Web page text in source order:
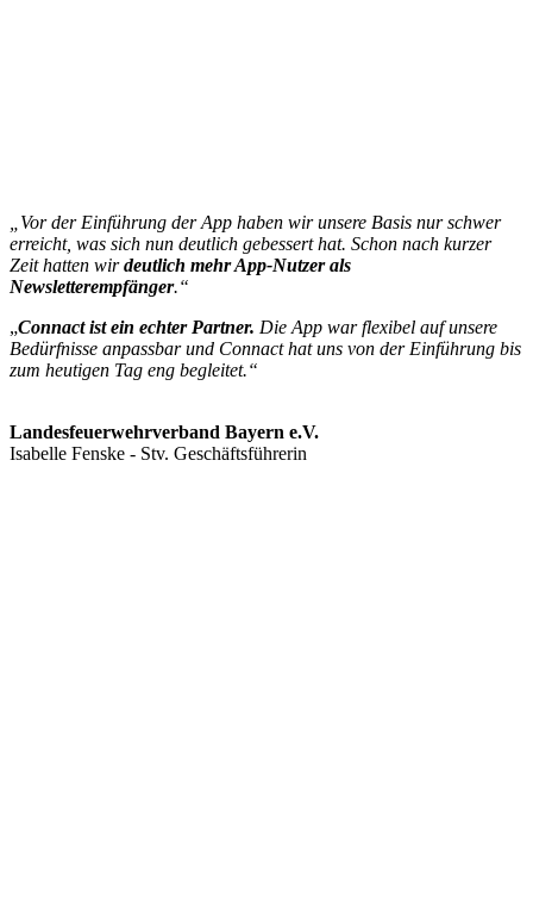
„Vor der Einführung der App haben wir unsere Basis nur schwer
erreicht, was sich nun deutlich gebessert hat. Schon nach kurzer
Zeit hatten wirdeutlich mehr App-Nutzer als
Newsletterempfänger.“
„Connact ist ein echter Partner. Die App war flexibel auf unsere
Bedürfnisse anpassbar und Connact hat uns von der Einführung bis
zum heutigen Tag eng begleitet.“
Landesfeuerwehrverband Bayern e.V.
Isabelle Fenske - Stv. Geschäftsführerin